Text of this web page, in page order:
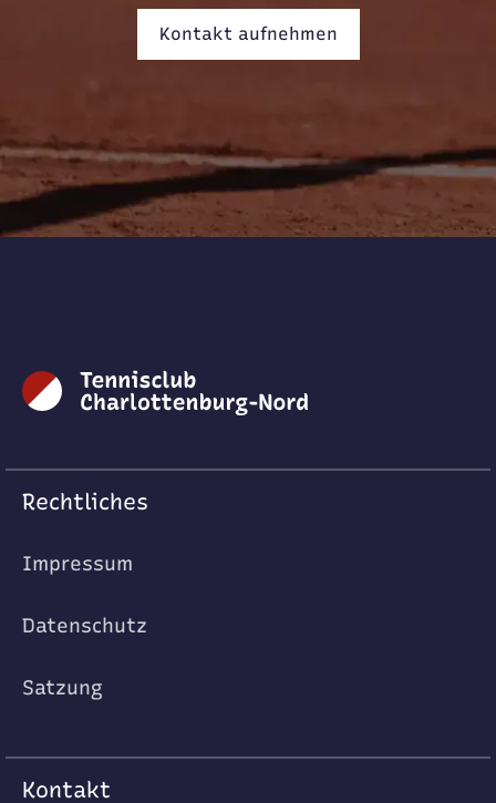
Kontakt aufnehmen
Rechtliches
Impressum
Datenschutz
Satzung
Kontakt